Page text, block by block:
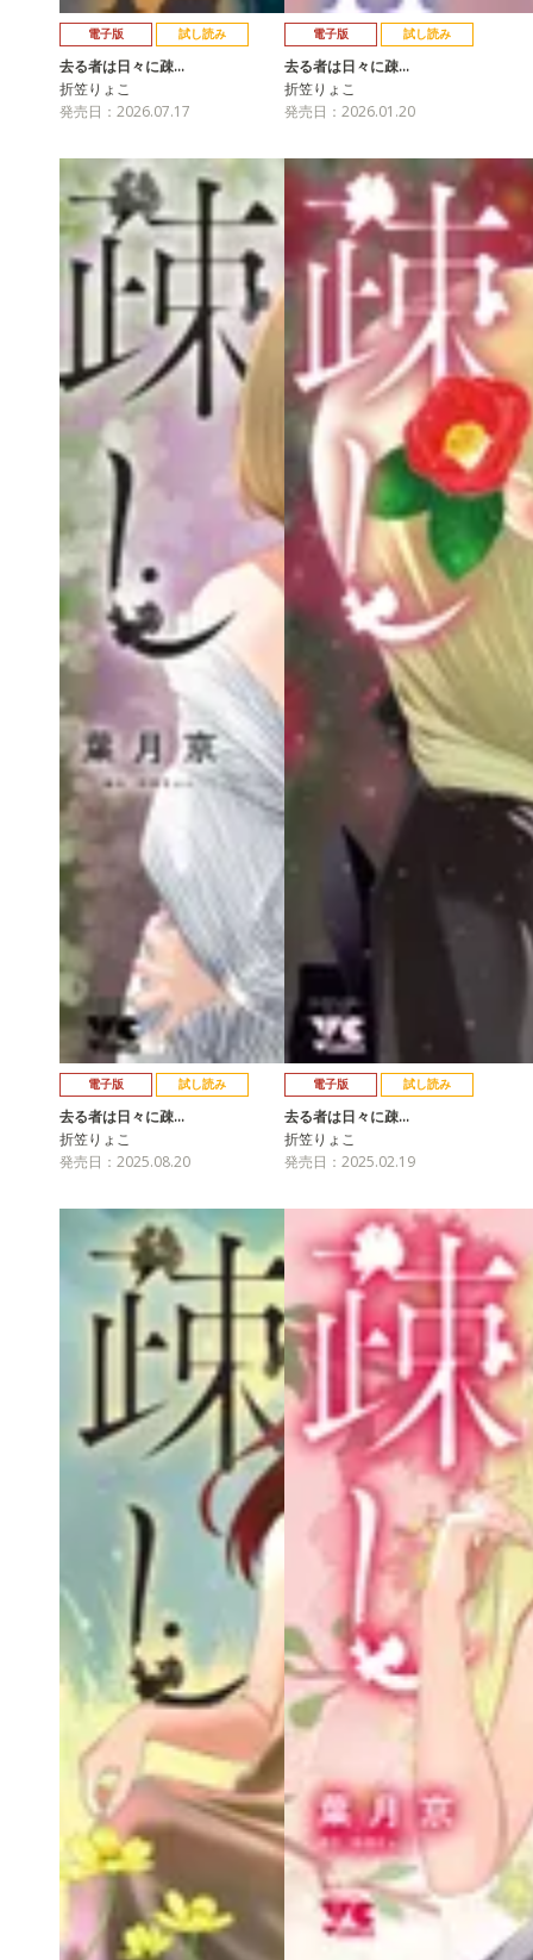
電子版 試し読み
去る者は日々に疎…
折笠りょこ
発売日：2026.07.17
電子版 試し読み
去る者は日々に疎…
折笠りょこ
発売日：2026.01.20
電子版 試し読み
去る者は日々に疎…
折笠りょこ
発売日：2025.08.20
電子版 試し読み
去る者は日々に疎…
折笠りょこ
発売日：2025.02.19